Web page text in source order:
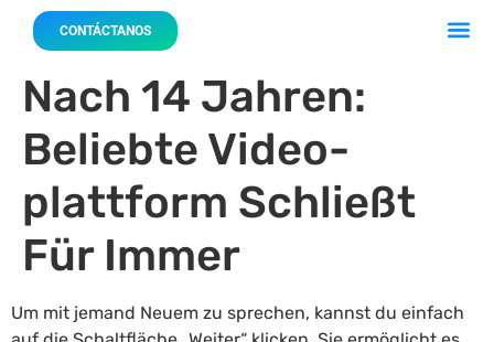
CONTÁCTANOS
Nach 14 Jahren:
Beliebte Video-
plattform Schließt
Für Immer
Um mit jemand Neuem zu sprechen, kannst du einfach